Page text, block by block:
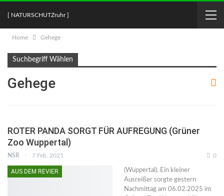
[ NATURSCHUTZruhr ]
Home Gehege
Suchbegriff Wählen
Gehege
ROTER PANDA SORGT FÜR AUFREGUNG (Grüner
Zoo Wuppertal)
NSR 7.Feb. 2025 0
AUS DEM REVIER
(Wuppertal). Ein kleiner
Ausreißer sorgte gestern
Nachmittag am 06.02.2025 im